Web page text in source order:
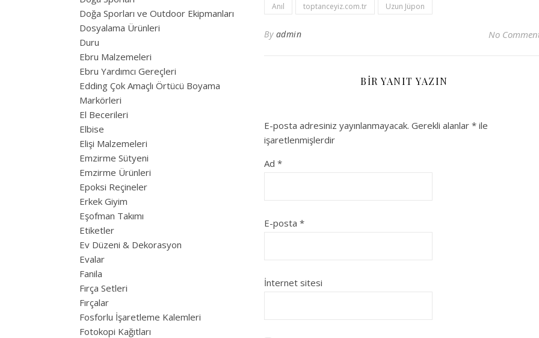
Doğa Sporları ve Outdoor Ekipmanları
Dosyalama Ürünleri
Duru
Ebru Malzemeleri
Ebru Yardımcı Gereçleri
Edding Çok Amaçlı Örtücü Boyama
Markörleri
El Becerileri
Elbise
Elişi Malzemeleri
Emzirme Sütyeni
Emzirme Ürünleri
Epoksi Reçineler
Erkek Giyim
Eşofman Takımı
Etiketler
Ev Düzeni & Dekorasyon
Evalar
Fanila
Fırça Setleri
Fırçalar
Fosforlu İşaretleme Kalemleri
Fotokopi Kağıtları
Anıl toptanceyiz.com.tr Uzun Jüpon
By admin No
BIR YANIT YAZIN
E-posta adresiniz yayınlanmayacak. Gerekli alanlar * ile
işaretlenmişlerdir
Ad *
E-posta *
İnternet sitesi